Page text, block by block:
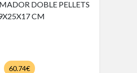
60.74€